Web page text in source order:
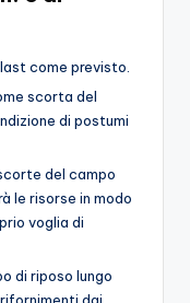
come previsto.
scorta del
di postumi
del campo
le risorse in modo
voglia di
di riposo lungo